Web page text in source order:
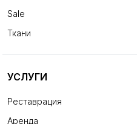
Sale
Ткани
УСЛУГИ
Реставрация
Аренда